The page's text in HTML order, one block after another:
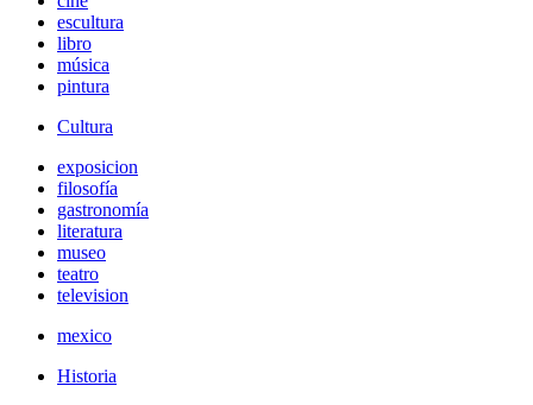
escultura
libro
música
pintura
Cultura
exposicion
filosofía
gastronomía
literatura
museo
teatro
television
mexico
Historia